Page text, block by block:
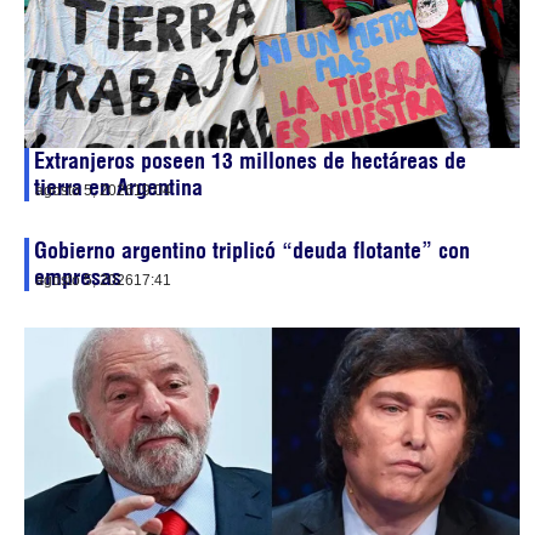
Extranjeros poseen 13 millones de hectáreas de
tierra en Argentina
agosto 5, 202619:04
Gobierno argentino triplicó “deuda flotante” con
empresas
agosto 5, 202617:41